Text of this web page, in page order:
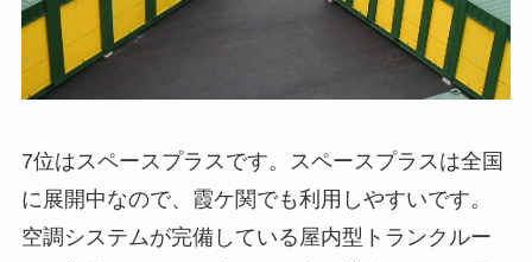
7位はスペースプラスです。スペースプラスは全国
に展開中なので、霞ケ関でも利用しやすいです。
空調システムが完備している屋内型トランクルー